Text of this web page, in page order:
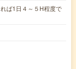
ば1日４～５H程度で